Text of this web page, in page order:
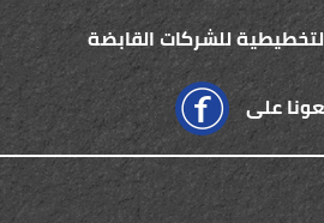
للشركات القابضة
على